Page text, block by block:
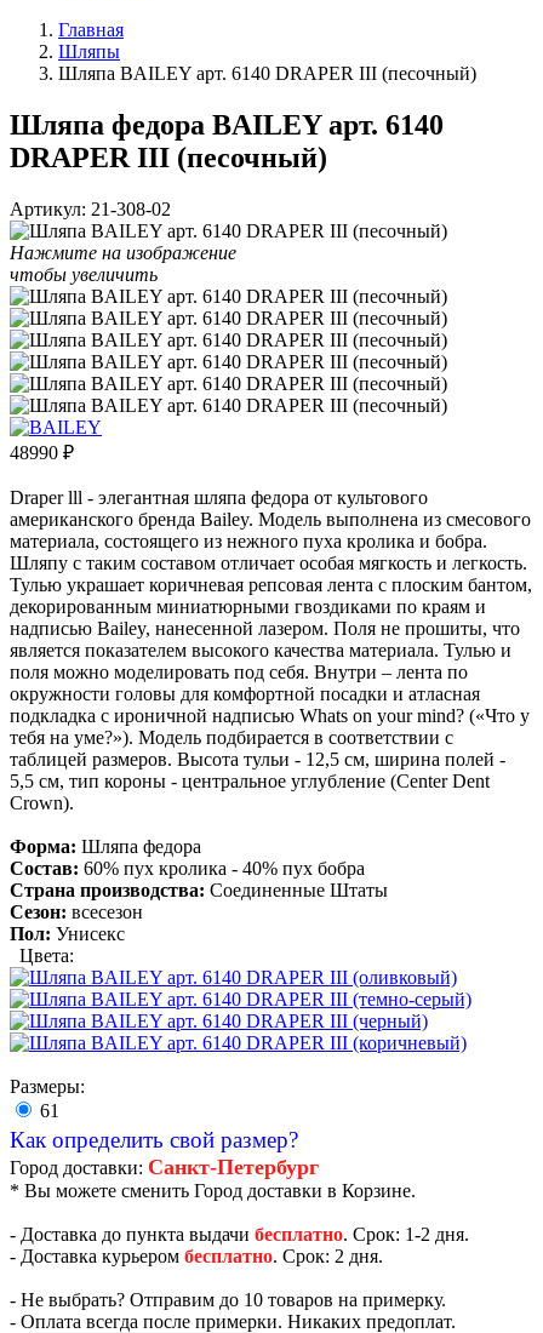
Главная
Шляпы
Шляпа BAILEY арт. 6140 DRAPER III (песочный)
Шляпа федора BAILEY арт. 6140
DRAPER III (песочный)
Артикул: 21-308-02
Нажмите на изображение
чтобы увеличить
48990 ₽
Draper lll - элегантная шляпа федора от культового
американского бренда Bailey. Модель выполнена из смесового
материала, состоящего из нежного пуха кролика и бобра.
Шляпу с таким составом отличает особая мягкость и легкость.
Тулью украшает коричневая репсовая лента с плоским бантом,
декорированным миниатюрными гвоздиками по краям и
надписью Bailey, нанесенной лазером. Поля не прошиты, что
является показателем высокого качества материала. Тулью и
поля можно моделировать под себя. Внутри – лента по
окружности головы для комфортной посадки и атласная
подкладка с ироничной надписью Whats on your mind? («Что у
тебя на уме?»). Модель подбирается в соответствии с
таблицей размеров. Высота тульи - 12,5 см, ширина полей -
5,5 см, тип короны - центральное углубление (Center Dent
Crown).
Форма: Шляпа федора
Состав: 60% пух кролика - 40% пух бобра
Страна производства: Соединенные Штаты
Сезон: всесезон
Пол: Унисекс
Цвета:
Размеры:
61
Как определить свой размер?
Город доставки: Санкт-Петербург
* Вы можете сменить Город доставки в Корзине.
- Доставка до пункта выдачи бесплатно. Срок: 1-2 дня.
- Доставка курьером бесплатно. Срок: 2 дня.
- Не выбрать? Отправим до 10 товаров на примерку.
- Оплата всегда после примерки. Никаких предоплат.